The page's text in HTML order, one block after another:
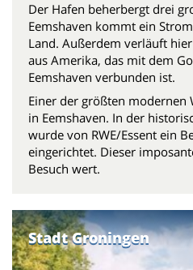
Der Hafen beherbergt drei
Eemshaven kommt ein
Land. Außerdem verläuft
aus Amerika, das mit dem
Eemshaven verbunden ist.
Einer der größten modernen
in Eemshaven. In der
wurde von RWE/Essent ein
eingerichtet. Dieser
Besuch wert.
Stadt Groningen